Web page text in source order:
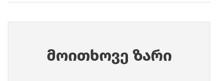
მოითხოვე ზარი